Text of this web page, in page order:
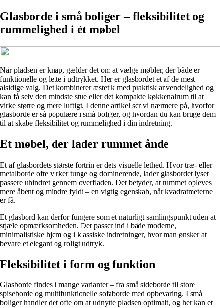
Glasborde i små boliger – fleksibilitet og
rummelighed i ét møbel
Når pladsen er knap, gælder det om at vælge møbler, der både er
funktionelle og lette i udtrykket. Her er glasbordet et af de mest
alsidige valg. Det kombinerer æstetik med praktisk anvendelighed og
kan få selv den mindste stue eller det kompakte køkkenalrum til at
virke større og mere luftigt. I denne artikel ser vi nærmere på, hvorfor
glasborde er så populære i små boliger, og hvordan du kan bruge dem
til at skabe fleksibilitet og rummelighed i din indretning.
Et møbel, der lader rummet ånde
Et af glasbordets største fortrin er dets visuelle lethed. Hvor træ- eller
metalborde ofte virker tunge og dominerende, lader glasbordet lyset
passere uhindret gennem overfladen. Det betyder, at rummet opleves
mere åbent og mindre fyldt – en vigtig egenskab, når kvadratmeterne
er få.
Et glasbord kan derfor fungere som et naturligt samlingspunkt uden at
stjæle opmærksomheden. Det passer ind i både moderne,
minimalistiske hjem og i klassiske indretninger, hvor man ønsker at
bevare et elegant og roligt udtryk.
Fleksibilitet i form og funktion
Glasborde findes i mange varianter – fra små sideborde til store
spiseborde og multifunktionelle sofaborde med opbevaring. I små
boliger handler det ofte om at udnytte pladsen optimalt, og her kan et